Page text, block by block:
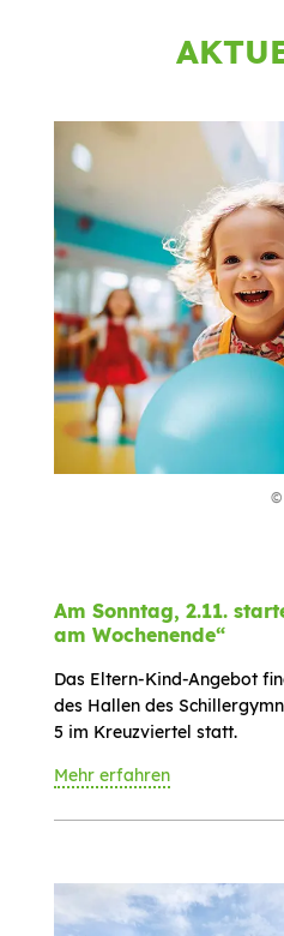
©
Am Sonntag, 2.11.
am Wochenende“
Das Eltern-Kind-Angebot
des Hallen des
5 im Kreuzviertel statt.
Mehr erfahren